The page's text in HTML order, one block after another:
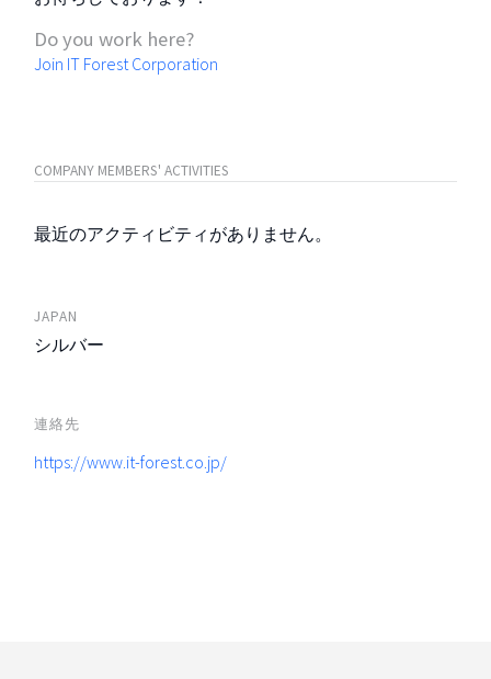
Do you work here?
Join IT Forest Corporation
COMPANY MEMBERS' ACTIVITIES
最近のアクティビティがありません。
JAPAN
シルバー
連絡先
https://www.it-forest.co.jp/